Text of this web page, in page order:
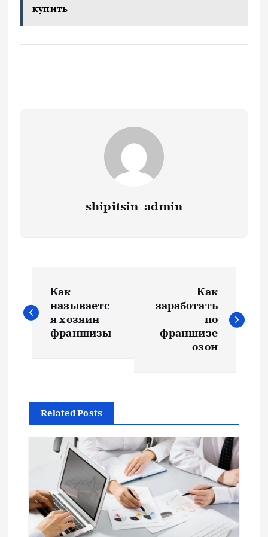
купить
shipitsin_admin
а
г
а
и
я
Как
называетс
я хозяин
франшизы
Как
заработать
по
франшизе
озон
Related Posts